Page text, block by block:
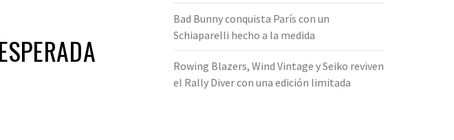
Bad Bunny conquista París con un
Schiaparelli hecho a la medida
Rowing Blazers, Wind Vintage y Seiko reviven
el Rally Diver con una edición limitada